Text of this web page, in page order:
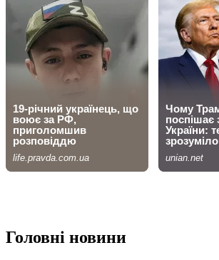
Головні новини